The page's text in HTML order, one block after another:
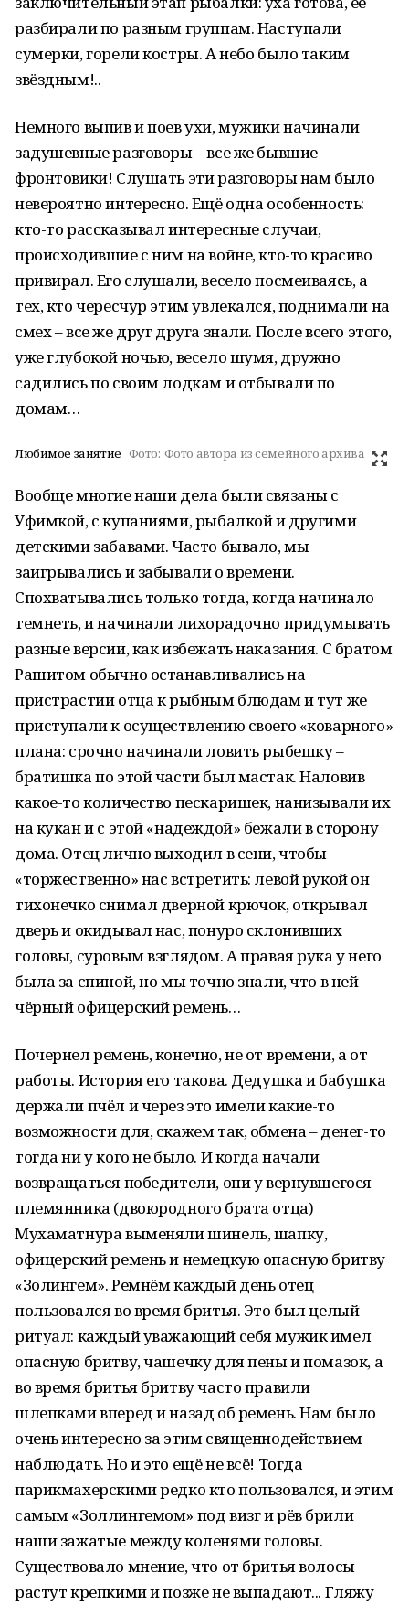
разбирали по разным группам. Наступали
сумерки, горели костры. А небо было таким
звёздным!..
Немного выпив и поев ухи, мужики начинали
задушевные разговоры – все же бывшие
фронтовики! Слушать эти разговоры нам было
невероятно интересно. Ещё одна особенность:
кто-то рассказывал интересные случаи,
происходившие с ним на войне, кто-то красиво
привирал. Его слушали, весело посмеиваясь, а
тех, кто чересчур этим увлекался, поднимали на
смех – все же друг друга знали. После всего этого,
уже глубокой ночью, весело шумя, дружно
садились по своим лодкам и отбывали по
домам…
Любимое занятие Фото: Фото автора из семейного архива
Вообще многие наши дела были связаны с
Уфимкой, с купаниями, рыбалкой и другими
детскими забавами. Часто бывало, мы
заигрывались и забывали о времени.
Спохватывались только тогда, когда начинало
темнеть, и начинали лихорадочно придумывать
разные версии, как избежать наказания. С братом
Рашитом обычно останавливались на
пристрастии отца к рыбным блюдам и тут же
приступали к осуществлению своего «коварного»
плана: срочно начинали ловить рыбешку –
братишка по этой части был мастак. Наловив
какое-то количество пескаришек, нанизывали их
на кукан и с этой «надеждой» бежали в сторону
дома. Отец лично выходил в сени, чтобы
«торжественно» нас встретить: левой рукой он
тихонечко снимал дверной крючок, открывал
дверь и окидывал нас, понуро склонивших
головы, суровым взглядом. А правая рука у него
была за спиной, но мы точно знали, что в ней –
чёрный офицерский ремень…
Почернел ремень, конечно, не от времени, а от
работы. История его такова. Дедушка и бабушка
держали пчёл и через это имели какие-то
возможности для, скажем так, обмена – денег-то
тогда ни у кого не было. И когда начали
возвращаться победители, они у вернувшегося
племянника (двоюродного брата отца)
Мухаматнура выменяли шинель, шапку,
офицерский ремень и немецкую опасную бритву
«Золингем». Ремнём каждый день отец
пользовался во время бритья. Это был целый
ритуал: каждый уважающий себя мужик имел
опасную бритву, чашечку для пены и помазок, а
во время бритья бритву часто правили
шлепками вперед и назад об ремень. Нам было
очень интересно за этим священнодействием
наблюдать. Но и это ещё не всё! Тогда
парикмахерскими редко кто пользовался, и этим
самым «Золлингемом» под визг и рёв брили
наши зажатые между коленями головы.
Существовало мнение, что от бритья волосы
растут крепкими и позже не выпадают... Гляжу